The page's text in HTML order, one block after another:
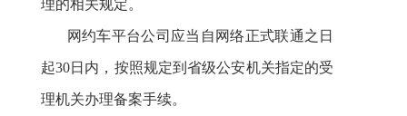
理的相关规定。
网约车平台公司应当自网络正式联通之日
起30日内，按照规定到省级公安机关指定的受
理机关办理备案手续。